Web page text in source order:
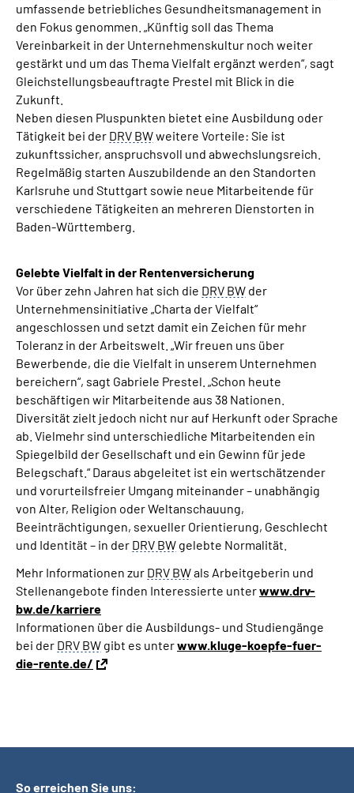
umfassende betriebliches Gesundheitsmanagement in
den Fokus genommen. „Künftig soll das Thema
Vereinbarkeit in der Unternehmenskultur noch weiter
gestärkt und um das Thema Vielfalt ergänzt werden“, sagt
Gleichstellungsbeauftragte Prestel mit Blick in die
Zukunft.
Neben diesen Pluspunkten bietet eine Ausbildung oder
Tätigkeit bei der DRV BWweitere Vorteile: Sie ist
zukunftssicher, anspruchsvoll und abwechslungsreich.
Regelmäßig starten Auszubildende an den Standorten
Karlsruhe und Stuttgart sowie neue Mitarbeitende für
verschiedene Tätigkeiten an mehreren Dienstorten in
Baden-Württemberg.
Gelebte Vielfalt in der Rentenversicherung
Vor über zehn Jahren hat sich die DRV BW der
Unternehmensinitiative „Charta der Vielfalt“
angeschlossen und setzt damit ein Zeichen für mehr
Toleranz in der Arbeitswelt. „Wir freuen uns über
Bewerbende, die die Vielfalt in unserem Unternehmen
bereichern“, sagt Gabriele Prestel. „Schon heute
beschäftigen wir Mitarbeitende aus 38 Nationen.
Diversität zielt jedoch nicht nur auf Herkunft oder Sprache
ab. Vielmehr sind unterschiedliche Mitarbeitenden ein
Spiegelbild der Gesellschaft und ein Gewinn für jede
Belegschaft.“ Daraus abgeleitet ist ein wertschätzender
und vorurteilsfreier Umgang miteinander – unabhängig
von Alter, Religion oder Weltanschauung,
Beeinträchtigungen, sexueller Orientierung, Geschlecht
und Identität – in der DRV BW gelebte Normalität.
Mehr Informationen zur DRV BWals Arbeitgeberin und
Stellenangebote finden Interessierte unterwww.drv-
bw.de/karriere
Informationen über die Ausbildungs- und Studiengänge
bei der DRV BW gibt es unterwww.kluge-koepfe-fuer-
die-rente.de/
So erreichen Sie uns: